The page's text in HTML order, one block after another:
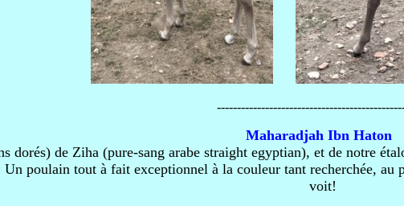
Maharadjah Ibn Haton
dorés) de Ziha (pure-sang arabe straight egyptian), et de notre
Un poulain tout à fait exceptionnel à la couleur tant recherchée,
voit!